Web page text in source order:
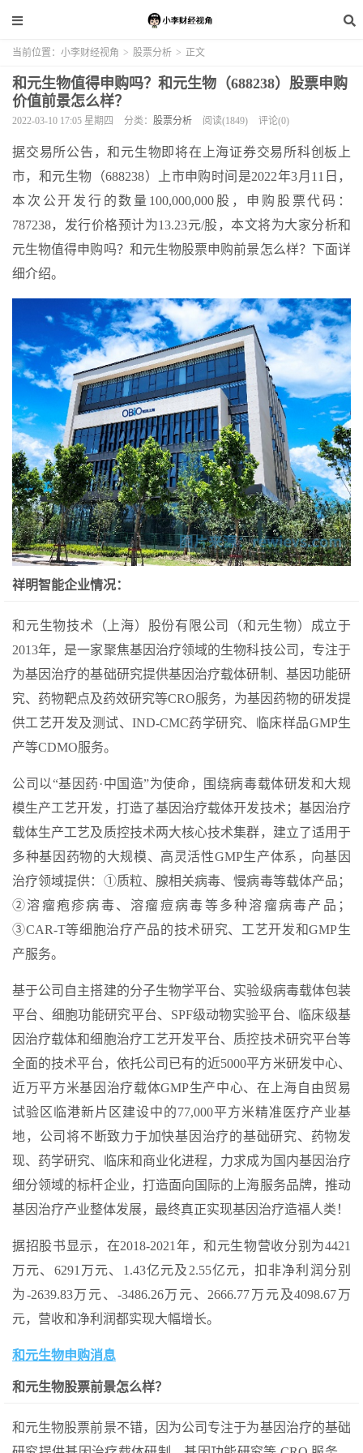
当前位置： 小李财经视角 > 股票分析 > 正文
和元生物值得申购吗？和元生物（688238）股票申购
价值前景怎么样？
2022-03-10 17:05 星期四 分类： 股票分析 阅读(1849) 评论(0)
据交易所公告，和元生物即将在上海证券交易所科创板上
市，和元生物（688238）上市申购时间是2022年3月11日，
本次公开发行的数量100,000,000股，申购股票代码：
787238，发行价格预计为13.23元/股，本文将为大家分析和
元生物值得申购吗？和元生物股票申购前景怎么样？下面详
细介绍。
祥明智能企业情况：
和元生物技术（上海）股份有限公司（和元生物）成立于
2013年，是一家聚焦基因治疗领域的生物科技公司，专注于
为基因治疗的基础研究提供基因治疗载体研制、基因功能研
究、药物靶点及药效研究等CRO服务，为基因药物的研发提
供工艺开发及测试、IND-CMC药学研究、临床样品GMP生
产等CDMO服务。
公司以“基因药·中国造”为使命，围绕病毒载体研发和大规
模生产工艺开发，打造了基因治疗载体开发技术；基因治疗
载体生产工艺及质控技术两大核心技术集群，建立了适用于
多种基因药物的大规模、高灵活性GMP生产体系，向基因
治疗领域提供：①质粒、腺相关病毒、慢病毒等载体产品；
②溶瘤疱疹病毒、溶瘤痘病毒等多种溶瘤病毒产品；
③CAR-T等细胞治疗产品的技术研究、工艺开发和GMP生
产服务。
基于公司自主搭建的分子生物学平台、实验级病毒载体包装
平台、细胞功能研究平台、SPF级动物实验平台、临床级基
因治疗载体和细胞治疗工艺开发平台、质控技术研究平台等
全面的技术平台，依托公司已有的近5000平方米研发中心、
近万平方米基因治疗载体GMP生产中心、在上海自由贸易
试验区临港新片区建设中的77,000平方米精准医疗产业基
地，公司将不断致力于加快基因治疗的基础研究、药物发
现、药学研究、临床和商业化进程，力求成为国内基因治疗
细分领域的标杆企业，打造面向国际的上海服务品牌，推动
基因治疗产业整体发展，最终真正实现基因治疗造福人类！
据招股书显示，在2018-2021年，和元生物营收分别为4421
万元、6291万元、1.43亿元及2.55亿元，扣非净利润分别
为-2639.83万元、-3486.26万元、2666.77万元及4098.67万
元，营收和净利润都实现大幅增长。
和元生物申购消息
和元生物股票前景怎么样？
和元生物股票前景不错，因为公司专注于为基因治疗的基础